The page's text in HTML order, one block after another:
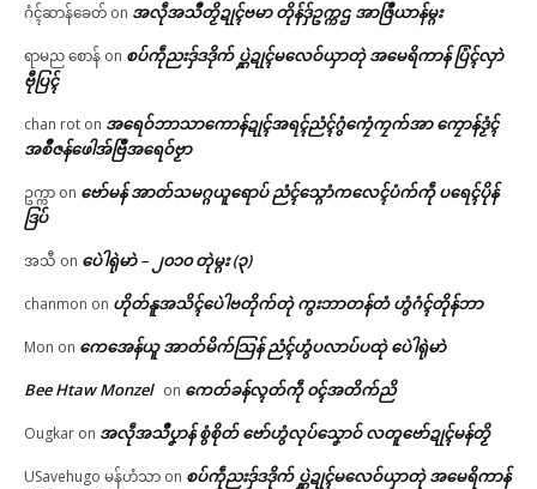
ဂံၚ်ဆာန်ခေတ် on အလဵုအသဳတၟိဍုၚ်ဗမာ တိုန်ဒှ်ဥက္ကဌ အာဇြဳယာန်မ္ဂး
ရာမည စောန် on စပ်ကဵုညးဒှ်ဒဒိုက် ပ္ဋဲဍုၚ်မလေဝ်ယှာတုဲ အမေရိကာန် ပြံၚ်လှာဲ
ဗီုပြၚ်
chan rot on အရေဝ်ဘာသာကောန်ဍုၚ်အရၚ်ညံၚ်ဂွံကၠေံကၠက်အာ ကၠောန်ဒၟံၚ်
အစဳဇန်ဖေါအ်ဗြဳအရေဝ်ဗၟာ
ဥက္ကာ on ဗော်မန် အာတ်သမဂ္ဂယူရောပ် ညံၚ်သ္ဂောံကလေၚ်ပံက်ကဵု ပရေၚ်ပိုန်
ဒြပ်
အသီ on ပေဲါရုဲမာဲ – ၂၀၁၀ တုဲမ္ဂး (၃)
chanmon on ဟိုတ်နူအသိၚ်ပေဲါဗတိုက်တုဲ ကွးဘာတန်တံ ဟွံဂံၚ်တိုန်ဘာ
Mon on ကေအေန်ယူ အာတ်မိက်သြန် ညံၚ်ဟွံပလာပ်ပထုဲ ပေဲါရုဲမာဲ
Bee Htaw Monzel on ကေတ်ခန်လ္ၚတ်ကဵု ၀ၚ်အတိက်ညိ
Ougkar on အလဵုအသဳပၞာန် စွံစိုတ် ဗော်ဟွံလုပ်သၞောဝ် လတူဗော်ဍုၚ်မန်တၟိ
USavehugo မန်ဟံသာ on စပ်ကဵုညးဒှ်ဒဒိုက် ပ္ဋဲဍုၚ်မလေဝ်ယှာတုဲ အမေရိကာန်